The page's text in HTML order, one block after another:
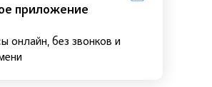
приложение
онлайн, без звонков и